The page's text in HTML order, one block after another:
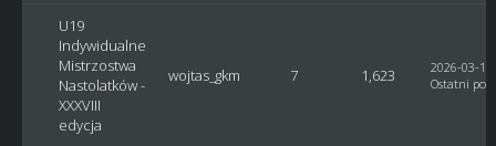
U19
Indywidualne
Mistrzostwa
Nastolatków -
XXXVIII
edycja
wojtas_gkm 7 1,623
2026-03-
Ostatni post